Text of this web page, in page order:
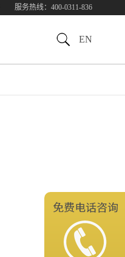
服务热线：400-0311-836
EN